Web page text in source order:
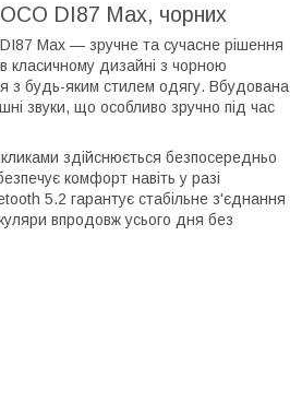
DI87 Max, чорних
Max — зручне та сучасне рішення
класичному дизайні з чорною
з будь-яким стилем одягу. Вбудована
звуки, що особливо зручно під час
здійснюється безпосередньо
комфорт навіть у разі
5.2 гарантує стабільне з'єднання
впродовж усього дня без